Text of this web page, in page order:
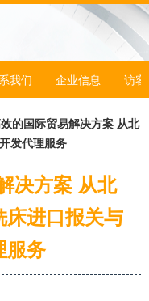
我们 企业信息 访客
的国际贸易解决方案 从北
发代理服务
决方案 从北
床进口报关与
服务